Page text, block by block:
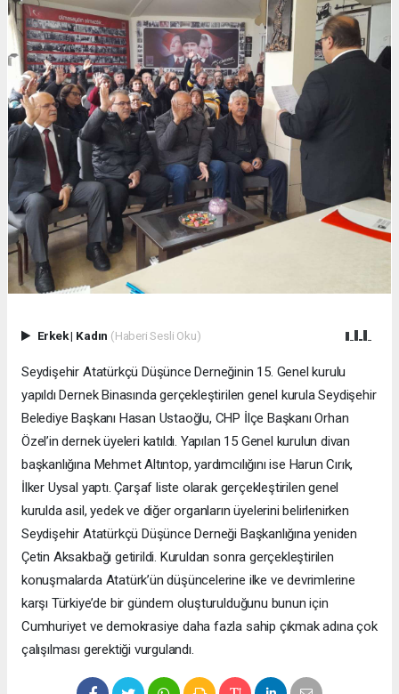
Erkek| Kadın (Haberi Sesli Oku)
Seydişehir Atatürkçü Düşünce Derneğinin 15. Genel kurulu
yapıldı Dernek Binasında gerçekleştirilen genel kurula Seydişehir
Belediye Başkanı Hasan Ustaoğlu, CHP İlçe Başkanı Orhan
Özel’in dernek üyeleri katıldı. Yapılan 15 Genel kurulun divan
başkanlığına Mehmet Altıntop, yardımcılığını ise Harun Cırık,
İlker Uysal yaptı. Çarşaf liste olarak gerçekleştirilen genel
kurulda asil, yedek ve diğer organların üyelerini belirlenirken
Seydişehir Atatürkçü Düşünce Derneği Başkanlığına yeniden
Çetin Aksakbağı getirildi. Kuruldan sonra gerçekleştirilen
konuşmalarda Atatürk’ün düşüncelerine ilke ve devrimlerine
karşı Türkiye’de bir gündem oluşturulduğunu bunun için
Cumhuriyet ve demokrasiye daha fazla sahip çıkmak adına çok
çalışılması gerektiği vurgulandı.